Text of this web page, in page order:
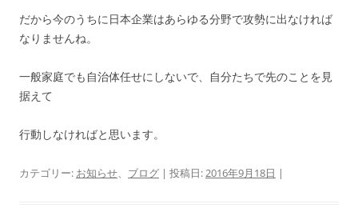
だから今のうちに日本企業はあらゆる分野で攻勢に出なければ
なりませんね。
一般家庭でも自治体任せにしないで、自分たちで先のことを見
据えて
行動しなければと思います。
カテゴリー: お知らせ、 ブログ | 投稿日:2016年9月18日 |